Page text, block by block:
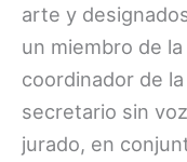
arte y
un miembro de
coordinador de
secretario sin
jurado, en